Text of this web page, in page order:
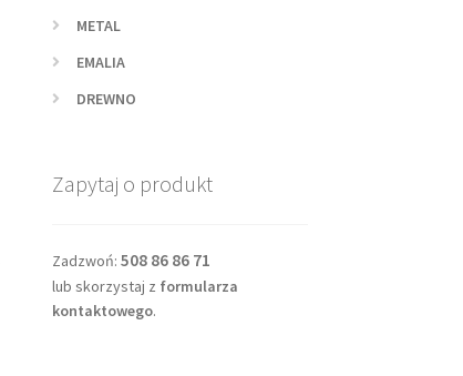
METAL
EMALIA
DREWNO
Zapytaj o produkt
Zadzwoń: 508 86 86 71
lub skorzystaj z formularza
kontaktowego.